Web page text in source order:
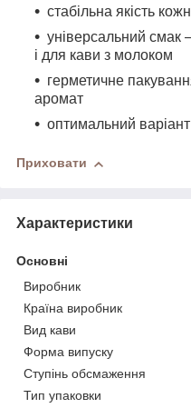
стабільна якість
універсальний смак
і для кави з молоком
герметичне
аромат
оптимальний
Приховати
Характеристики
Основні
Виробник
Країна виробник
Вид кави
Форма випуску
Ступінь обсмаження
Тип упаковки